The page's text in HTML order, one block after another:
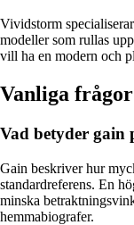
Vividstorm
modeller som rullas
vill ha en modern och
Vanliga frågor
Vad betyder gain
Gain beskriver hur
standardreferens. En
minska
hemmabiografer.